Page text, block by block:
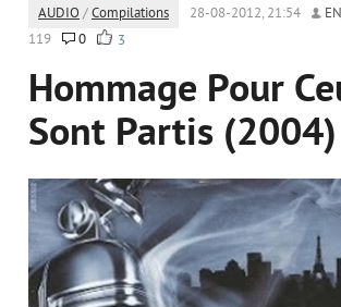
AUDIO /Compilations 28-08-2012, 21:54
119
0 3
Hommage Pour
Sont Partis (2004)